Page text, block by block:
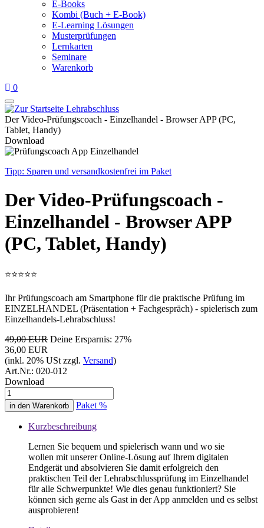
E-Books
Kombi (Buch + E-Book)
E-Learning Lösungen
Musterprüfungen
Lernkarten
Seminare
Warenkorb
0
Der Video-Prüfungscoach - Einzelhandel - Browser APP (PC,
Tablet, Handy)
Download
Tipp: Sparen und versandkostenfrei im Paket
Der Video-Prüfungscoach -
Einzelhandel - Browser APP
(PC, Tablet, Handy)
⭐⭐⭐⭐⭐
Ihr Prüfungscoach am Smartphone für die praktische Prüfung im
EINZELHANDEL (Präsentation + Fachgespräch) - spielerisch zum
Einzelhandels-Lehrabschluss!
49,00 EUR Deine Ersparnis: 27%
36,00 EUR
(inkl. 20% USt zzgl. Versand)
Art.Nr.: 020-012
Download
Paket %
Kurzbeschreibung
Lernen Sie bequem und spielerisch wann und wo sie
wollen mit unserer Online-Lösung auf Ihrem digitalen
Endgerät und absolvieren Sie damit erfolgreich den
praktischen Teil der Lehrabschlussprüfung im Einzelhandel
für alle Schwerpunkte! Wie dies genau funktioniert? Sie
können sich gerne als Gast in der App anmelden und es selbst
ausprobieren!